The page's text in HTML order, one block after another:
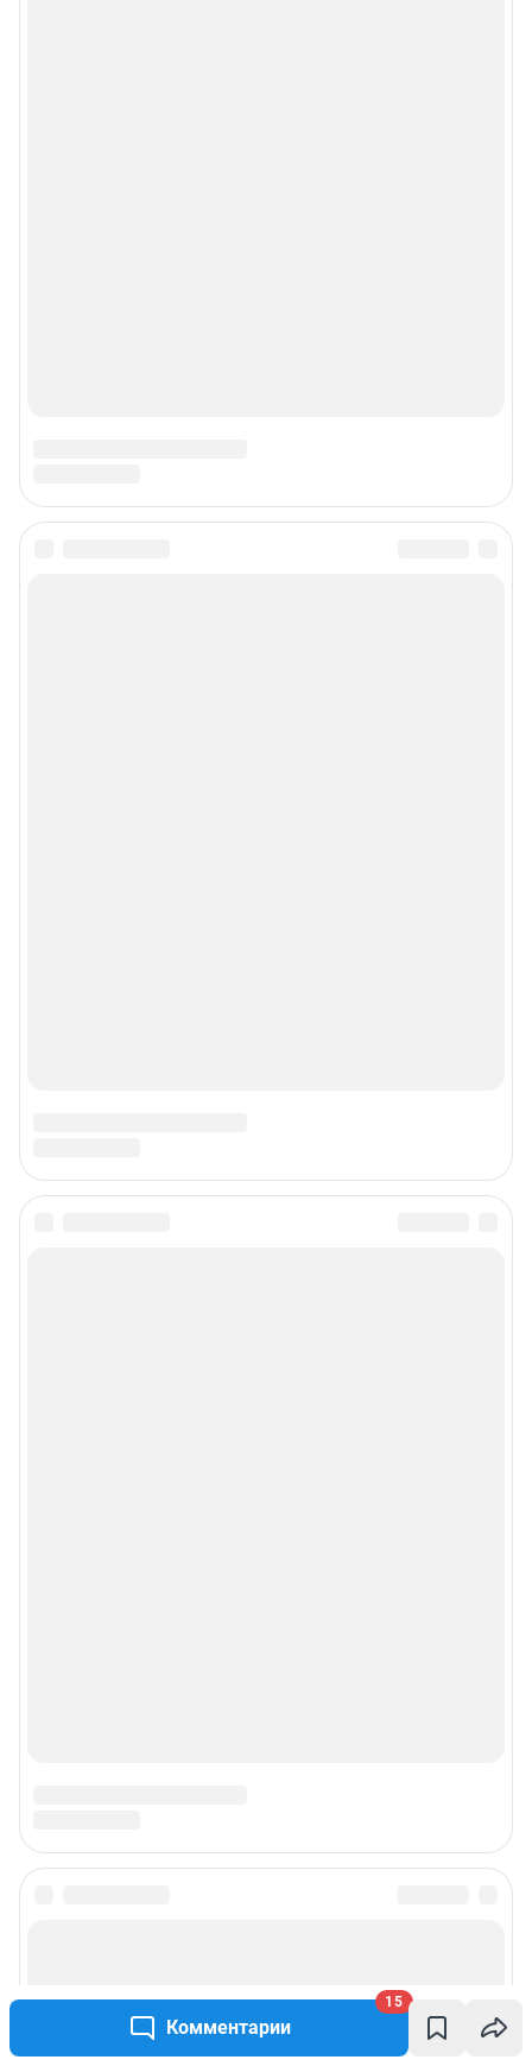
Комментарии
15